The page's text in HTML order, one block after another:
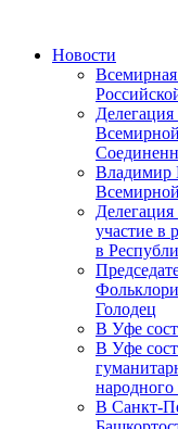
Новости
Владимир
участие в
в
Голодец
В Уфе
В Уфе
народного
В Санкт-